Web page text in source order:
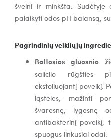
švelni ir minkšta. Sudėtyje
palaikyti odos pH balansą,
Pagrindinių veikliųjų
Baltosios gluosnio
salicilo rūgšties
eksfoliuojantį poveikį.
ląsteles, mažinti
švaresnę,
antibakterinį poveikį,
spuogus linkusiai odai.